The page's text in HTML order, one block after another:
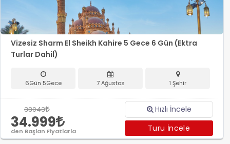
Vizesiz Sharm El Sheikh Kahire 5 Gece 6 Gün (Ektra
Turlar Dahil)
6Gün 5Gece 7 Ağustos 1 Şehir
38043
34.999
den Başlan Fiyatlarla
Hızlı İncele
Turu İncele